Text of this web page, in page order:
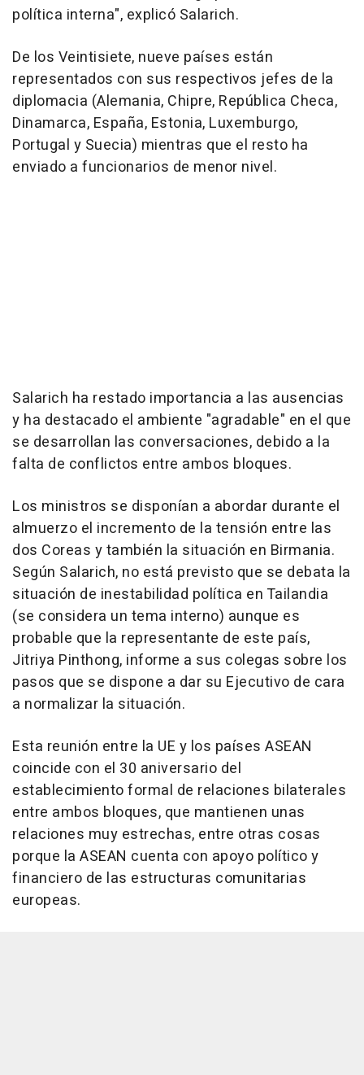
política interna", explicó Salarich.
De los Veintisiete, nueve países están
representados con sus respectivos jefes de la
diplomacia (Alemania, Chipre, República Checa,
Dinamarca, España, Estonia, Luxemburgo,
Portugal y Suecia) mientras que el resto ha
enviado a funcionarios de menor nivel.
Salarich ha restado importancia a las ausencias
y ha destacado el ambiente "agradable" en el que
se desarrollan las conversaciones, debido a la
falta de conflictos entre ambos bloques.
Los ministros se disponían a abordar durante el
almuerzo el incremento de la tensión entre las
dos Coreas y también la situación en Birmania.
Según Salarich, no está previsto que se debata la
situación de inestabilidad política en Tailandia
(se considera un tema interno) aunque es
probable que la representante de este país,
Jitriya Pinthong, informe a sus colegas sobre los
pasos que se dispone a dar su Ejecutivo de cara
a normalizar la situación.
Esta reunión entre la UE y los países ASEAN
coincide con el 30 aniversario del
establecimiento formal de relaciones bilaterales
entre ambos bloques, que mantienen unas
relaciones muy estrechas, entre otras cosas
porque la ASEAN cuenta con apoyo político y
financiero de las estructuras comunitarias
europeas.